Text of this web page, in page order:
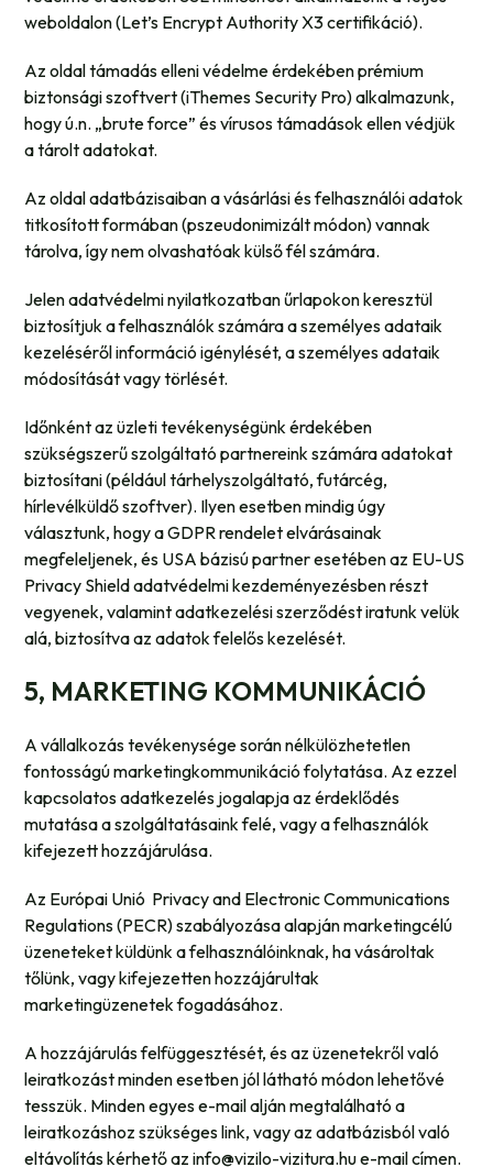
weboldalon (Let’s Encrypt Authority X3 certifikáció).
Az oldal támadás elleni védelme érdekében prémium
biztonsági szoftvert (iThemes Security Pro) alkalmazunk,
hogy ú.n. „brute force” és vírusos támadások ellen védjük
a tárolt adatokat.
Az oldal adatbázisaiban a vásárlási és felhasználói adatok
titkosított formában (pszeudonimizált módon) vannak
tárolva, így nem olvashatóak külső fél számára.
Jelen adatvédelmi nyilatkozatban űrlapokon keresztül
biztosítjuk a felhasználók számára a személyes adataik
kezeléséről információ igénylését, a személyes adataik
módosítását vagy törlését.
Időnként az üzleti tevékenységünk érdekében
szükségszerű szolgáltató partnereink számára adatokat
biztosítani (például tárhelyszolgáltató, futárcég,
hírlevélküldő szoftver). Ilyen esetben mindig úgy
választunk, hogy a GDPR rendelet elvárásainak
megfeleljenek, és USA bázisú partner esetében az EU-US
Privacy Shield adatvédelmi kezdeményezésben részt
vegyenek, valamint adatkezelési szerződést iratunk velük
alá, biztosítva az adatok felelős kezelését.
5, MARKETING KOMMUNIKÁCIÓ
A vállalkozás tevékenysége során nélkülözhetetlen
fontosságú marketingkommunikáció folytatása. Az ezzel
kapcsolatos adatkezelés jogalapja az érdeklődés
mutatása a szolgáltatásaink felé, vagy a felhasználók
kifejezett hozzájárulása.
Az Európai Unió Privacy and Electronic Communications
Regulations (PECR) szabályozása alapján marketingcélú
üzeneteket küldünk a felhasználóinknak, ha vásároltak
tőlünk, vagy kifejezetten hozzájárultak
marketingüzenetek fogadásához.
A hozzájárulás felfüggesztését, és az üzenetekről való
leiratkozást minden esetben jól látható módon lehetővé
tesszük. Minden egyes e-mail alján megtalálható a
leiratkozáshoz szükséges link, vagy az adatbázisból való
eltávolítás kérhető az info@vizilo-vizitura.hu e-mail címen.